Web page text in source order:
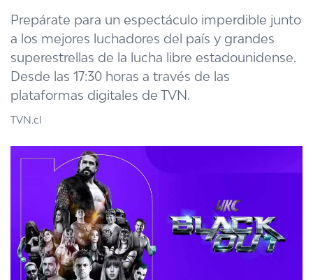
TVN VERTICAL
TVN PLAY
PROGRAMAS
TELESERIES
NTV
ACTUALIDAD Y TENDENCIAS
CORPORATIVO Y TRANSPARENCIA
CANAL DE DENUNCIAS
Prepárate para un espectáculo imperdible junto
a los mejores luchadores del país y grandes
superestrellas de la lucha libre estadounidense.
Desde las 17:30 horas a través de las
plataformas digitales de TVN.
TVN.cl